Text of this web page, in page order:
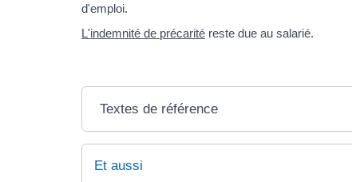
d'emploi.
L'indemnité de précarité reste due au salarié.
Textes de référence
Et aussi